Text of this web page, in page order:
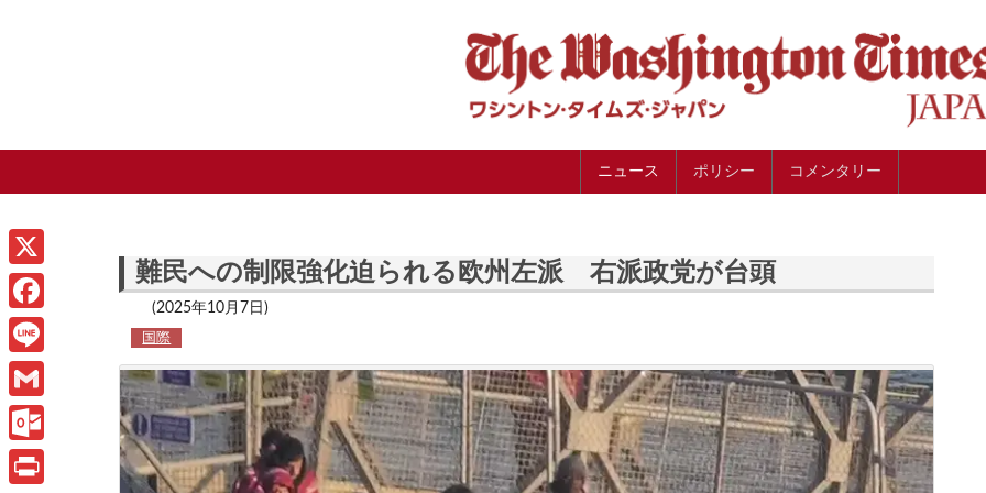
ニュース ポリシー コメンタリー
難民への制限強化迫られる欧州左派 右派政党が台頭
(2025年10月7日)
国際
X
F
a
c
e
b
L
i
n
e
G
m
a
O